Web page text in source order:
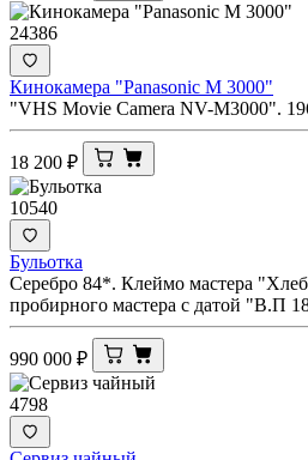
24386
Кинокамера "Panasonic M 3000"
"VHS Movie Camera NV-M3000".
18 200 ₽
10540
Бульотка
Серебро 84*. Клеймо мастера
пробирного мастера с датой "В.П
990 000 ₽
4798